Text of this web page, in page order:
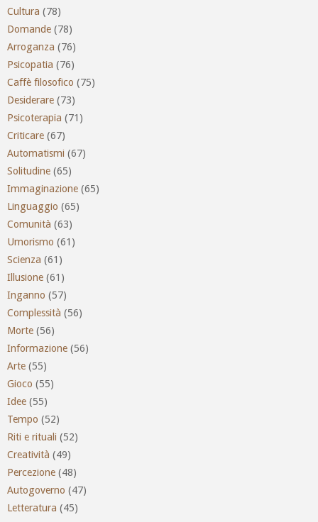
Cultura (78)
Domande (78)
Arroganza (76)
Psicopatia (76)
Caffè filosofico (75)
Desiderare (73)
Psicoterapia (71)
Criticare (67)
Automatismi (67)
Solitudine (65)
Immaginazione (65)
Linguaggio (65)
Comunità (63)
Umorismo (61)
Scienza (61)
Illusione (61)
Inganno (57)
Complessità (56)
Morte (56)
Informazione (56)
Arte (55)
Gioco (55)
Idee (55)
Tempo (52)
Riti e rituali (52)
Creatività (49)
Percezione (48)
Autogoverno (47)
Letteratura (45)